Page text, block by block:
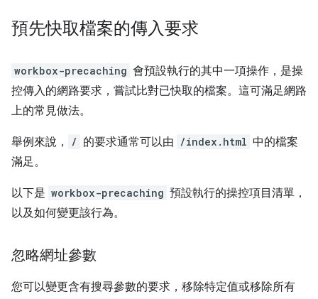
預先快取檔案的傳入要求
workbox-precaching 會預設執行的其中一項操作，是操
控傳入的網路要求，嘗試比對已快取的檔案。這可滿足網路
上的常見做法。
舉例來說， / 的要求通常可以由 /index.html 中的檔案
滿足。
以下是 workbox-precaching 預設執行的操控項目清單，
以及如何變更該行為。
忽略網址參數
您可以變更含有搜尋參數的要求，移除特定值或移除所有